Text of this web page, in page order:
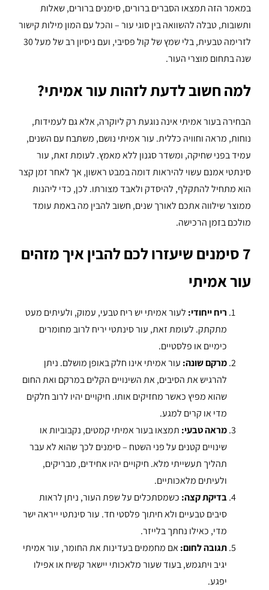
במאמר הזה תמצאו הסברים ברורים, סימנים ברורים, שאלות
ותשובות, טבלה להשוואה בין סוגי עור – והכל עם המון מילות קישור
לזרימה טבעית, בלי שמץ של קול פסיבי, ועם ניסיון רב של מעל 30
שנה בתחום מוצרי העור.
למה חשוב לדעת לזהות עור אמיתי?
הבחירה בעור אמיתי אינה נוגעת רק ליוקרה, אלא גם לעמידות,
נוחות, מראה וחוויה כללית. עור אמיתי נושם, משתבח עם השנים,
עמיד בפני שחיקה, ומשדר סגנון ללא מאמץ. לעומת זאת, עור
סינתטי אמנם עשוי להיראות דומה במבט ראשון, אך לאחר זמן קצר
הוא מתחיל להתקלף, להיסדק ולאבד מצורתו. לכן, כדי ליהנות
ממוצר שילווה אתכם לאורך שנים, חשוב להבין מה באמת עומד
מולכם בזמן הרכישה.
7 סימנים שיעזרו לכם להבין איך מזהים
עור אמיתי
ריח ייחודי: לעור אמיתי יש ריח טבעי, עמוק, ולעיתים מעט
מתקתק. לעומת זאת, עור סינתטי יריח לרוב מחומרים
כימיים או פלסטיים.
מרקם שונה: עור אמיתי אינו חלק באופן מושלם. ניתן
להרגיש את הסיבים, את השינויים הקלים במרקם ואת החום
שהוא מפיץ כאשר מחזיקים אותו. חיקויים יהיו לרוב חלקים
מדי או קרים למגע.
מראה טבעי: תמצאו בעור אמיתי קמטים, נקבוביות או
שינויים קטנים על פני השטח – סימנים לכך שהוא לא עבר
תהליך תעשייתי מלא. חיקויים יהיו אחידים, מבריקים,
ולעיתים מלאכותיים.
בדיקת קצה: כשמסתכלים על שפת העור, ניתן לראות
סיבים טבעיים ולא חיתוך פלסטי חד. עור סינתטי ייראה ישר
מדי, כאילו נחתך בלייזר.
תגובה לחום:אם מחממים בעדינות את החומר, עור אמיתי
יגיב ויתגמש, בעוד שעור מלאכותי יישאר קשיח או אפילו
יפגע.